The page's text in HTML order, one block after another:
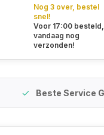
Nog 3 over, bestel
snel!
Voor 17:00 besteld,
vandaag nog
verzonden!
Beste Service